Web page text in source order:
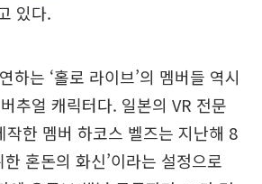
있다.
하는 ‘홀로 라이브’의 멤버들 역시
추얼 캐릭터다. 일본의 VR 전문
작한 멤버 하코스 벨즈는 지난해 8
혼돈의 화신’이라는 설정으로